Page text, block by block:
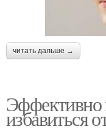
читать дальше →
Эффективно
избавиться